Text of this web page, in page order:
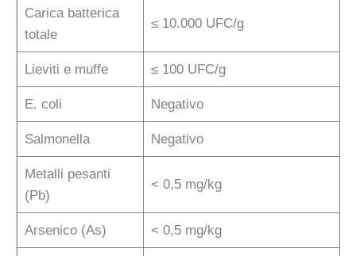
Carica batterica
totale
≤ 10.000 UFC/g
Lieviti e muffe ≤ 100 UFC/g
E. coli Negativo
Salmonella Negativo
Metalli pesanti
(Pb)
< 0,5 mg/kg
Arsenico (As) < 0,5 mg/kg